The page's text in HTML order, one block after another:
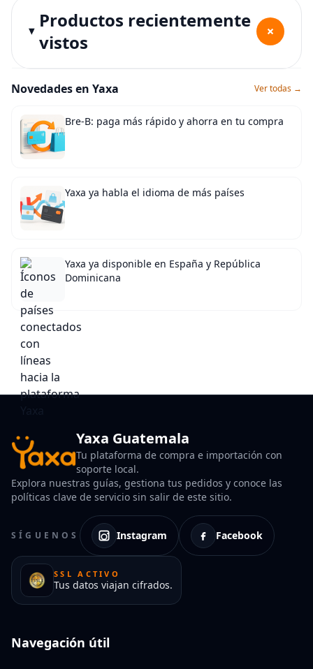
Productos recientemente
vistos
+
Novedades en Yaxa Ver todas →
Bre-B: paga más rápido y ahorra en tu compra
Yaxa ya habla el idioma de más países
Yaxa ya disponible en España y República
Dominicana
Yaxa Guatemala
Tu plataforma de compra e importación con
soporte local.
Explora nuestras guías, gestiona tus pedidos y conoce las
políticas clave de servicio sin salir de este sitio.
SÍGUENOS Instagram Facebook
SSL ACTIVO
Tus datos viajan cifrados.
Navegación útil